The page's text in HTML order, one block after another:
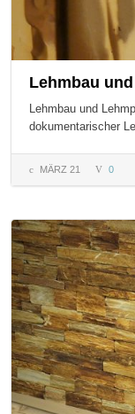
Lehmbau
Lehmbau und
dokumentarischer
MÄRZ 21 0